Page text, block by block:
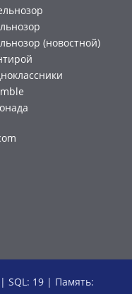
(новостной)
SQL: 19 | Память: